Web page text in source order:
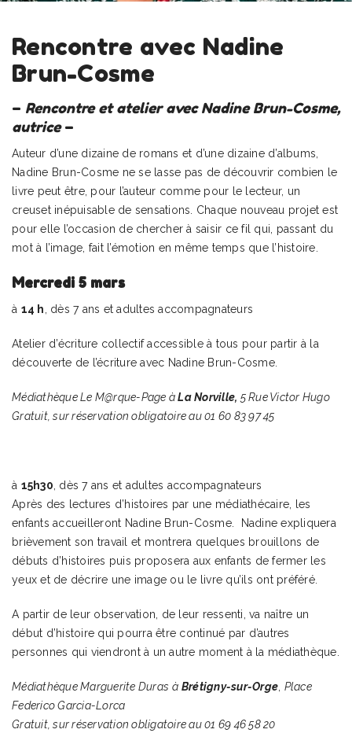
Rencontre avec Nadine
Brun-Cosme
– Rencontre et atelier avec Nadine Brun-Cosme,
autrice–
Auteur d’une dizaine de romans et d’une dizaine d’albums,
Nadine Brun-Cosme ne se lasse pas de découvrir combien le
livre peut être, pour l’auteur comme pour le lecteur, un
creuset inépuisable de sensations. Chaque nouveau projet est
pour elle l’occasion de chercher à saisir ce fil qui, passant du
mot à l’image, fait l’émotion en même temps que l’histoire.
Mercredi 5 mars
à 14 h, dès 7 ans et adultes accompagnateurs
Atelier d’écriture collectif accessible à tous pour partir à la
découverte de l’écriture avec Nadine Brun-Cosme.
Médiathèque Le M@rque-Page àLa Norville, 5 Rue Victor Hugo
Gratuit, sur réservation obligatoire au 01 60 83 97 45
à 15h30, dès 7 ans et adultes accompagnateurs
Après des lectures d’histoires par une médiathécaire, les
enfants accueilleront Nadine Brun-Cosme. Nadine expliquera
brièvement son travail et montrera quelques brouillons de
débuts d’histoires puis proposera aux enfants de fermer les
yeux et de décrire une image ou le livre qu’ils ont préféré.
A partir de leur observation, de leur ressenti, va naître un
début d’histoire qui pourra être continué par d’autres
personnes qui viendront à un autre moment à la médiathèque.
Médiathèque Marguerite Duras à Brétigny-sur-Orge, Place
Federico Garcia-Lorca
Gratuit, sur réservation obligatoire au 01 69 46 58 20